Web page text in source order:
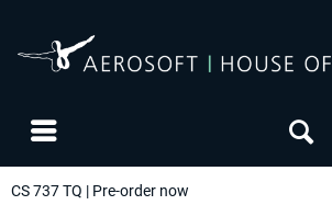
CS 737 TQ | Pre-order now